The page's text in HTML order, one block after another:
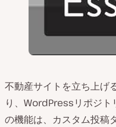
不動産サイトを立ち上げ
り、WordPressリポジト
の機能は、カスタム投稿